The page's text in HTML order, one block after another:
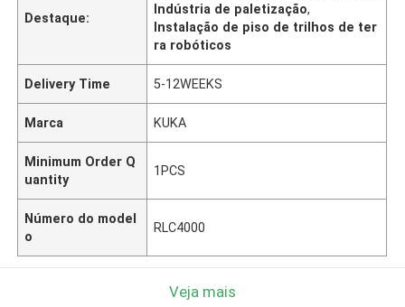
Destaque:
Indústria de paletização,
Instalação de piso de trilhos de ter
ra robóticos
Delivery Time 5-12WEEKS
Marca KUKA
Minimum Order Q
uantity
1PCS
Número do model
o
RLC4000
Veja mais